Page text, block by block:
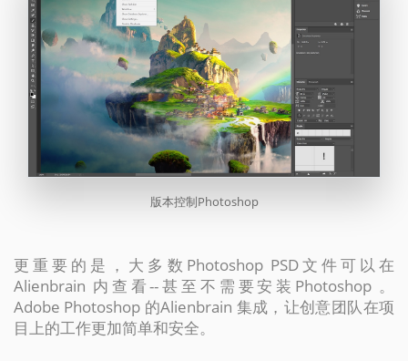
版本控制Photoshop
更重要的是，大多数Photoshop PSD文件可以在
Alienbrain 内查看--甚至不需要安装Photoshop 。
Adobe Photoshop 的Alienbrain 集成，让创意团队在项
目上的工作更加简单和安全。